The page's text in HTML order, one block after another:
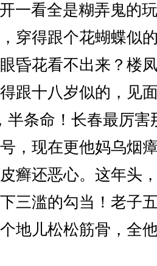
一看全是糊弄鬼的
穿得跟个花蝴蝶似
昏花看不出来？楼
跟十八岁似的，见
半条命！长春最厉
，现在更他妈乌烟
癣还恶心。这年头
三滥的勾当！老子
地儿松松筋骨，全